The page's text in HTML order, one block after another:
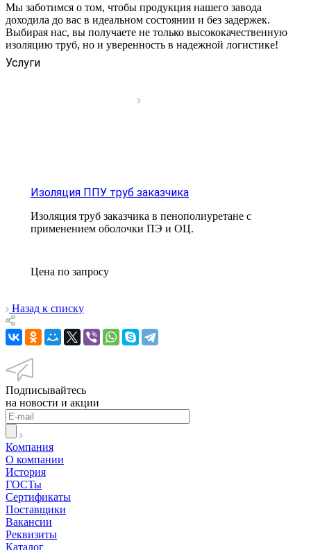
Мы заботимся о том, чтобы продукция нашего завода
доходила до вас в идеальном состоянии и без задержек.
Выбирая нас, вы получаете не только высококачественную
изоляцию труб, но и уверенность в надежной логистике!
Услуги
Изоляция ППУ труб заказчика
Изоляция труб заказчика в пенополиуретане с
применением оболочки ПЭ и ОЦ.
Цена по запросу
Назад к списку
Подписывайтесь
на новости и акции
Компания
О компании
История
ГОСТы
Сертификаты
Поставщики
Вакансии
Реквизиты
Каталог